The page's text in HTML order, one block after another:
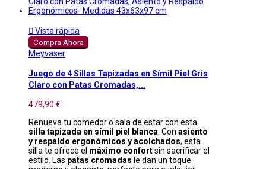
 Vista rápida
Compra Ahora
Meyvaser
Juego de 4 Sillas Tapizadas en Símil Piel Gris
Claro con Patas Cromadas,...
479,90 €
Renueva tu comedor o sala de estar con esta
silla tapizada en símil piel blanca. Con asiento
y respaldo ergonómicos y acolchados, esta
silla te ofrece el máximo confortsin sacrificar el
estilo. Las patas cromadas le dan un toque